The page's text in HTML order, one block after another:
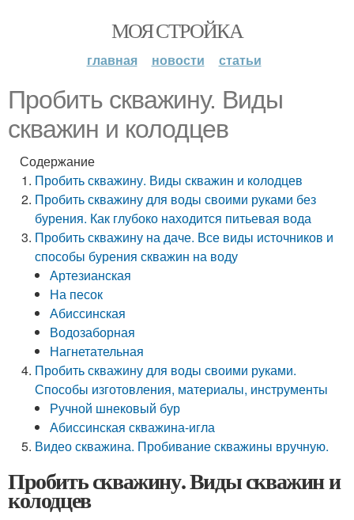
МОЯ СТРОЙКА
главная новости статьи
Пробить скважину. Виды
скважин и колодцев
Содержание
Пробить скважину. Виды скважин и колодцев
Пробить скважину для воды своими руками без
бурения. Как глубоко находится питьевая вода
Пробить скважину на даче. Все виды источников и
способы бурения скважин на воду
Артезианская
На песок
Абиссинская
Водозаборная
Нагнетательная
Пробить скважину для воды своими руками.
Способы изготовления, материалы, инструменты
Ручной шнековый бур
Абиссинская скважина-игла
Видео скважина. Пробивание скважины вручную.
Пробить скважину. Виды скважин и
колодцев